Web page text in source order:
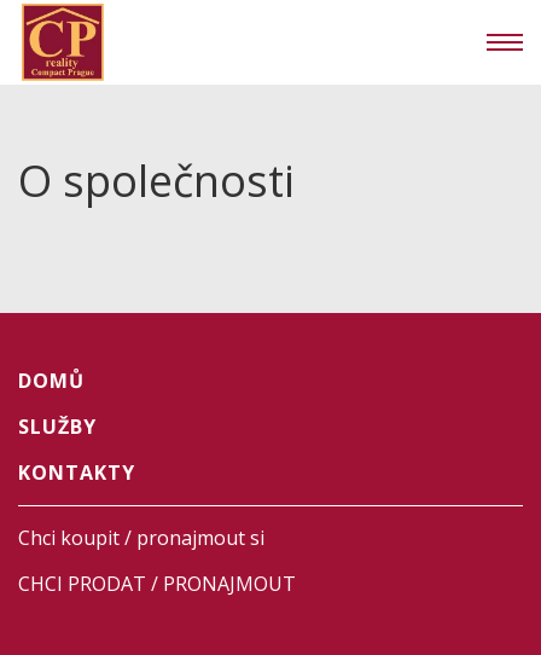
O společnosti
DOMŮ
SLUŽBY
KONTAKTY
Chci koupit / pronajmout si
CHCI PRODAT / PRONAJMOUT